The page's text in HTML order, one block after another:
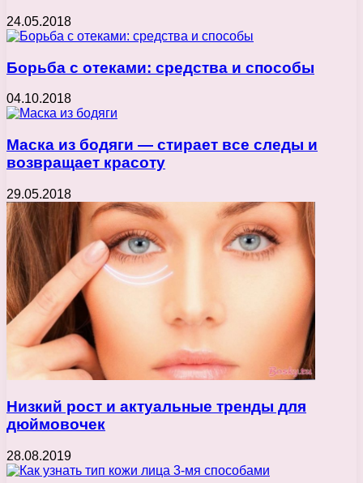
24.05.2018
Борьба с отеками: средства и способы
04.10.2018
Маска из бодяги — стирает все следы и
возвращает красоту
29.05.2018
Низкий рост и актуальные тренды для
дюймовочек
28.08.2019